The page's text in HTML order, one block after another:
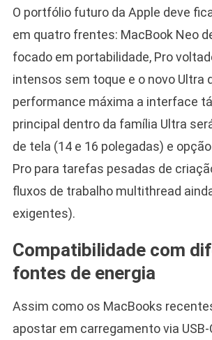
O portfólio futuro da Apple deve
em quatro frentes: MacBook Neo
focado em portabilidade, Pro
intensos sem toque e o novo Ultra
performance máxima a interface
principal dentro da família Ultra
de tela (14 e 16 polegadas) e
Pro para tarefas pesadas de
fluxos de trabalho multithread
exigentes).
Compatibilidade com
fontes de energia
Assim como os MacBooks
apostar em carregamento via